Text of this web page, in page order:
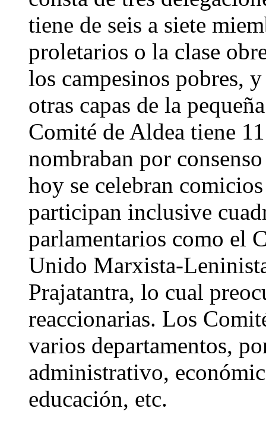
tiene de seis a siete
proletarios o la clase
los campesinos pobres,
otras capas de la
Comité de Aldea tiene
nombraban por
hoy se celebran
participan inclusive
parlamentarios como el
Unido Marxista-
Prajatantra, lo cual
reaccionarias. Los
varios departamentos,
administrativo,
educación, etc.